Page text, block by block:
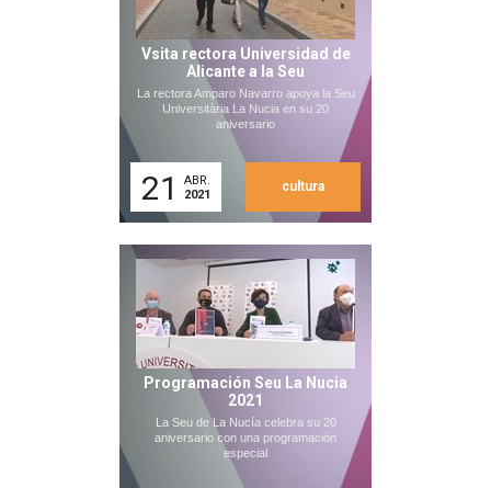
Vsita rectora Universidad de
Alicante a la Seu
La rectora Amparo Navarro apoya la Seu
Universitària La Nucia en su 20
aniversario
21
ABR.
2021
cultura
Programación Seu La Nucia
2021
La Seu de La Nucía celebra su 20
aniversario con una programación
especial